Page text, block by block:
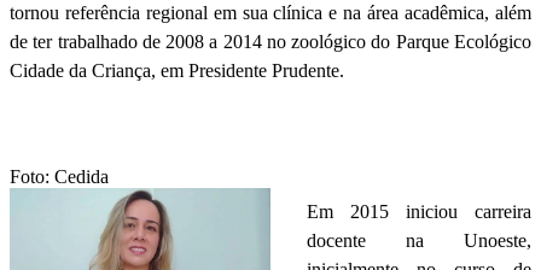
tornou referência regional em sua clínica e na área acadêmica, além
de ter trabalhado de 2008 a 2014 no zoológico do Parque Ecológico
Cidade da Criança, em Presidente Prudente.
Foto: Cedida
Em 2015 iniciou carreira
docente na Unoeste,